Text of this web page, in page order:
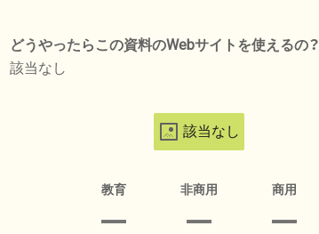
どうやったらこの資料のWebサイトを使えるの？
該当なし
該当なし
教育 非商用 商用